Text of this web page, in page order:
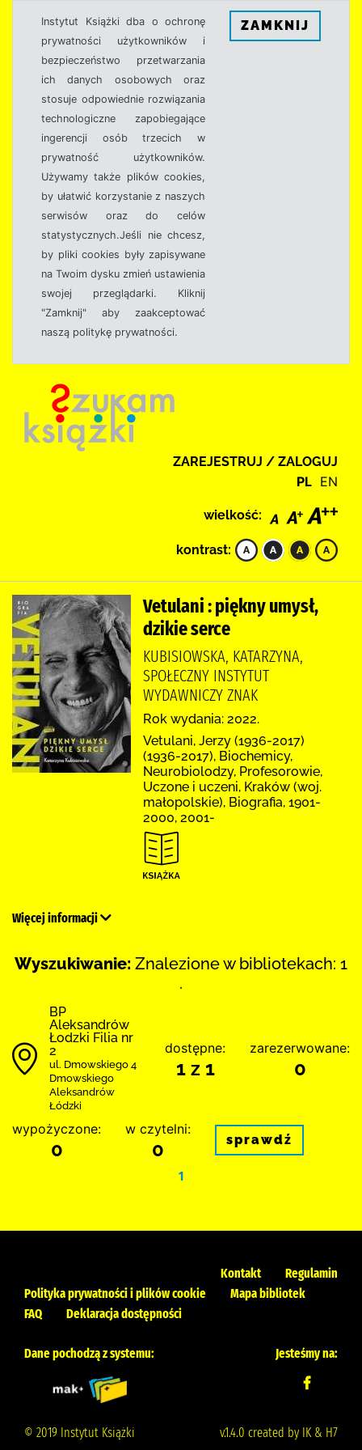
Instytut Książki dba o ochronę
prywatności użytkowników i
bezpieczeństwo przetwarzania
ich danych osobowych oraz
stosuje odpowiednie rozwiązania
technologiczne zapobiegające
ingerencji osób trzecich w
prywatność użytkowników.
Używamy także plików cookies,
by ułatwić korzystanie z naszych
serwisów oraz do celów
statystycznych.Jeśli nie chcesz,
by pliki cookies były zapisywane
na Twoim dysku zmień ustawienia
swojej przeglądarki. Kliknij
"Zamknij" aby zaakceptować
naszą politykę prywatności.
ZAMKNIJ
ZAREJESTRUJ / ZALOGUJ
PL EN
wielkość:
kontrast:
Vetulani : piękny umysł,
dzikie serce
KUBISIOWSKA, KATARZYNA,
SPOŁECZNY INSTYTUT
WYDAWNICZY ZNAK
Rok wydania: 2022.
Vetulani, Jerzy (1936-2017)
(1936-2017), Biochemicy,
Neurobiolodzy, Profesorowie,
Uczone i uczeni, Kraków (woj.
małopolskie), Biografia, 1901-
2000, 2001-
Więcej informacji
Wyszukiwanie: Znalezione w bibliotekach: 1
.
BP
Aleksandrów
Łodzki Filia nr
2
ul. Dmowskiego 4
Dmowskiego
Aleksandrów
Łódzki
dostępne:
1 z 1
zarezerwowane:
0
wypożyczone:
0
w czytelni:
0 sprawdź
1
Kontakt
Regulamin
Polityka prywatności i plików cookie
Mapa bibliotek
FAQ
Deklaracja dostępności
Dane pochodzą z systemu: Jesteśmy na:
© 2019 Instytut Książki v.1.4.0 created by IK & H7